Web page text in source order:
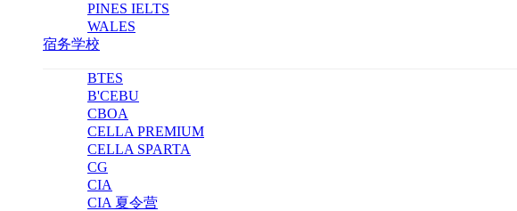
PINES IELTS
WALES
宿务学校
BTES
B'CEBU
CBOA
CELLA PREMIUM
CELLA SPARTA
CG
CIA
CIA 夏令营